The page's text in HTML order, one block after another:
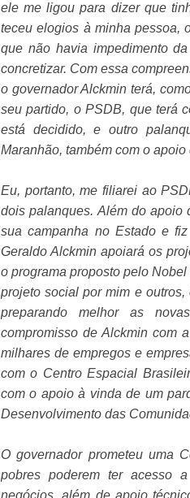
ele me ligou para dizer que
teceu elogios à minha pessoa,
que não havia impedimento
concretizar. Com essa
o governador Alckmin terá,
seu partido, o PSDB, que terá
está decidido, e outro
Maranhão, também com o apoio
Eu, portanto, me filiarei ao
dois palanques. Além do apoio
sua campanha no Estado e
Geraldo Alckmin apoiará os
o programa proposto pelo
projeto social por mim e
preparando melhor as
compromisso de Alckmin com
milhares de empregos e
com o Centro Espacial
com o apoio à vinda de um
Desenvolvimento das
O governador prometeu uma
pobres poderem ter acesso
negócios, além de apoio